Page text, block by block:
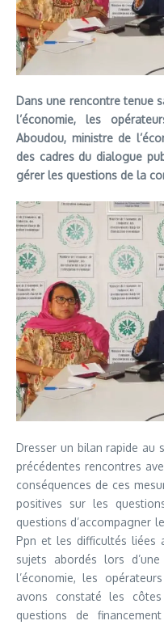
Dans une rencontre tenue
l’économie, les
Aboudou, ministre de
des cadres du dialogue
gérer les questions de la
Dresser un bilan rapide au
précédentes rencontres
conséquences de ces
positives sur les
questions d’accompagner
Ppn et les difficultés liées
sujets abordés lors
l’économie, les
avons constaté les
questions de